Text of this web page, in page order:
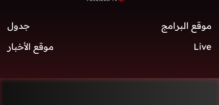
موقع البرامج
جدول
Live
موقع الأخبار